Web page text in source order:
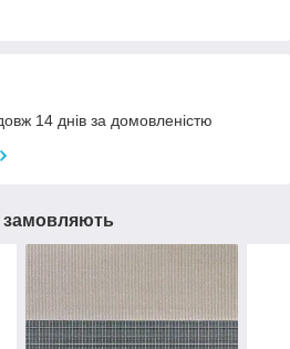
14 днів за домовленістю
замовляють